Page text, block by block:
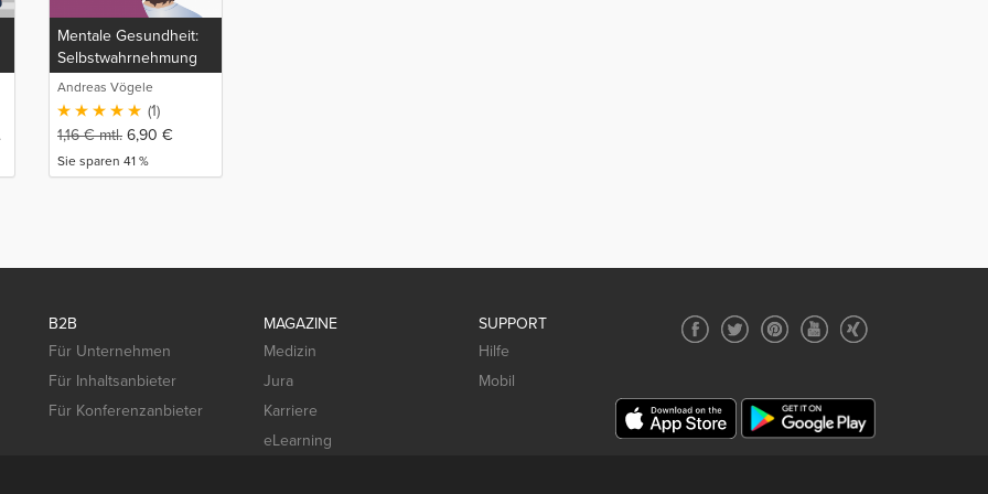
Mentale Gesundheit:
Selbstwahrnehmung
Andreas Vögele
(1)
1,16€mtl. 6,90 €
Sie sparen 41 %
B2B
Für Unternehmen
Für Inhaltsanbieter
Für Konferenzanbieter
MAGAZINE
Medizin
Jura
Karriere
eLearning
SUPPORT
Hilfe
Mobil